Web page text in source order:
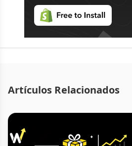
Artículos Relacionados